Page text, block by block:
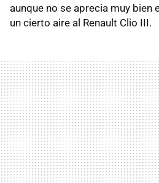
aunque no se aprecia muy bien
un cierto aire al Renault Clio III.